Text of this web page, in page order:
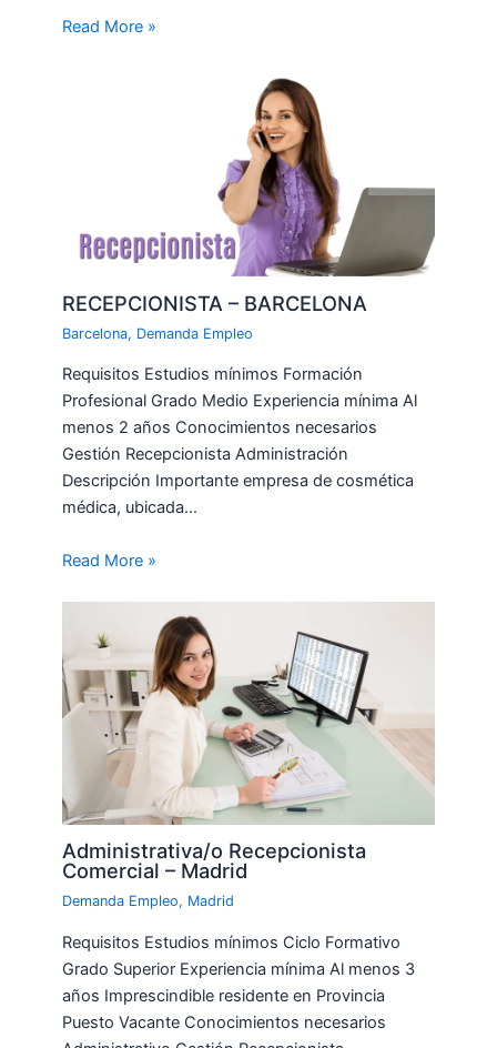
Read More »
RECEPCIONISTA – BARCELONA
Barcelona, Demanda Empleo
Requisitos Estudios mínimos Formación
Profesional Grado Medio Experiencia mínima Al
menos 2 años Conocimientos necesarios
Gestión Recepcionista Administración
Descripción Importante empresa de cosmética
médica, ubicada…
Read More »
Administrativa/o Recepcionista
Comercial – Madrid
Demanda Empleo, Madrid
Requisitos Estudios mínimos Ciclo Formativo
Grado Superior Experiencia mínima Al menos 3
años Imprescindible residente en Provincia
Puesto Vacante Conocimientos necesarios